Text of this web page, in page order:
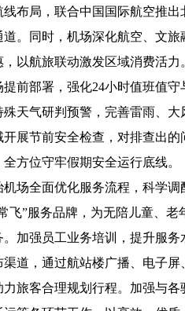
布局，联合中国国际航空推
。同时，机场深化航空、文
以航旅联动激发区域消费活力
部署，强化24小时值班值守
天气研判预警，完善雷雨、
展节前安全检查，对排查出
方位守牢假期安全运行底线。
全面优化服务流程，科学调
飞”服务品牌，为无陪儿童、
加强员工业务培训，提升服
，通过航站楼广播、电子屏
旅客合理规划行程。加强与